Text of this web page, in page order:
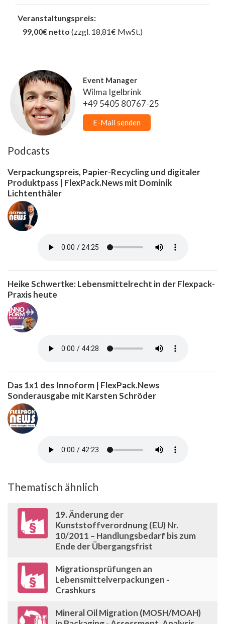
Veranstaltungspreis:
99,00€ netto (zzgl. 18,81€ MwSt.)
Event Manager
Wilma Igelbrink
+49 5405 80767-25
E-Mail senden
Podcasts
Verpackungspreis, Papier-Recycling und digitaler
Produktpass | FlexPack.News mit Dominik
Lichtenthäler
Heike Schwertke: Lebensmittelrecht in der Flexpack-
Praxis heute
Das 1x1 des Innoform | FlexPack.News
Sonderausgabe mit Karsten Schröder
Thematisch ähnlich
19. Änderung der
Kunststoffverordnung (EU) Nr.
10/2011 – Handlungsbedarf bis zum
Ende der Übergangsfrist
Migrationsprüfungen an
Lebensmittelverpackungen -
Crashkurs
Mineral Oil Migration (MOSH/MOAH)